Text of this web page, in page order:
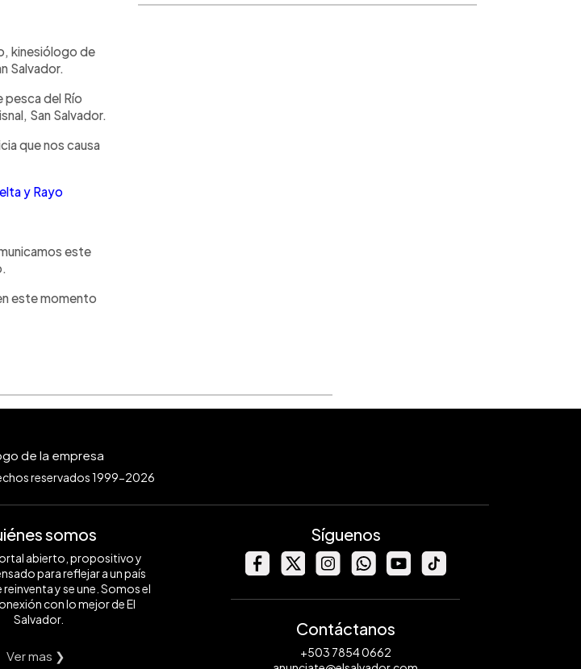
kinesiólogo de
Salvador.
pesca del Río
San Salvador.
que nos causa
y Rayo
este
este momento
reservados 1999-2026
somos
abierto, propositivo y
para reflejar a un país
reinventa y se une. Somos el
con lo mejor de El
Salvador.
Ver mas ❯
Síguenos
Contáctanos
+503 7854 0662